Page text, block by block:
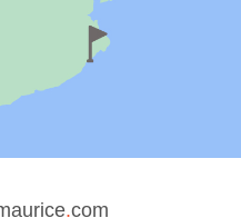
.com